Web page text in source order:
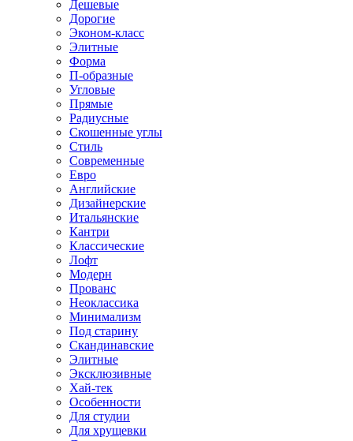
Дешевые
Дорогие
Эконом-класс
Элитные
Форма
П-образные
Угловые
Прямые
Радиусные
Скошенные углы
Стиль
Современные
Евро
Английские
Дизайнерские
Итальянские
Кантри
Классические
Лофт
Модерн
Прованс
Неоклассика
Минимализм
Под старину
Скандинавские
Элитные
Эксклюзивные
Хай-тек
Особенности
Для студии
Для хрущевки